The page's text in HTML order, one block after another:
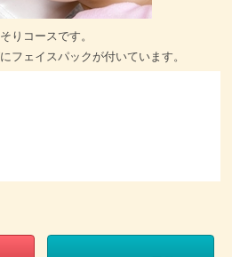
りコースです。
フェイスパックが付いています。